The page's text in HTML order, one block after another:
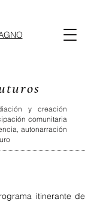
y creación
comunitaria
autonarración
itinerante de